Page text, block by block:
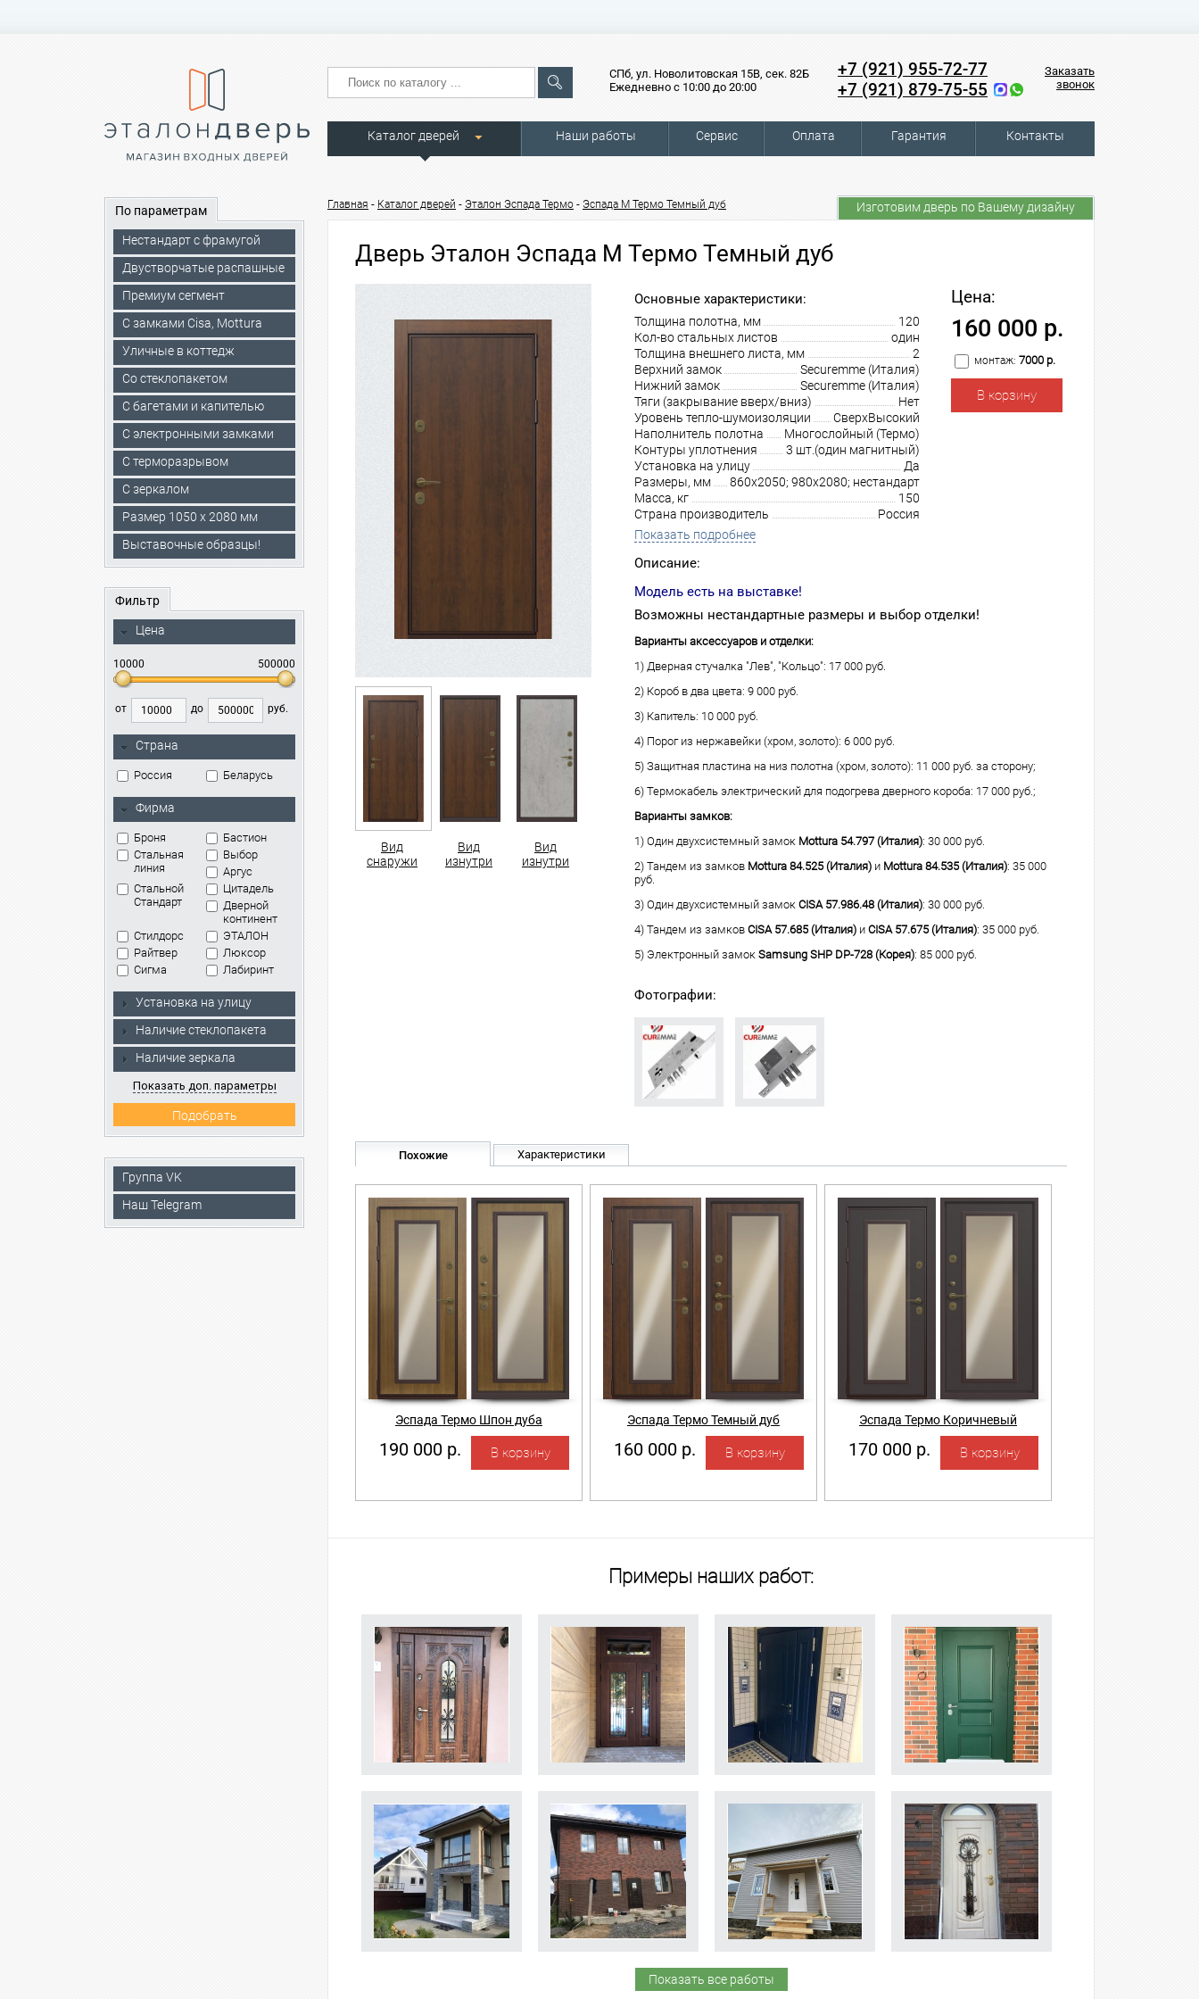
СПб, ул. Новолитовская 15В, сек. 82Б
Ежедневно с 10:00 до 20:00
+7 (921) 955-72-77
+7 (921) 879-75-55
Заказать
звонок
Каталог дверей Наши работы Сервис Оплата Гарантия Контакты
По параметрам
Нестандарт с фрамугой
Двустворчатые распашные
Премиум сегмент
C замками Cisa, Mottura
Уличные в коттедж
Со стеклопакетом
С багетами и капителью
C электронными замками
С терморазрывом
С зеркалом
Размер 1050 х 2080 мм
Выставочные образцы!
Фильтр
Цена
10000 500000
от до руб.
Страна
Россия Беларусь
Фирма
Броня
Бастион
Стальная
линия
Выбор
Аргус
Стальной
Стандарт
Цитадель
Дверной
континент
Стилдорс
ЭТАЛОН
Райтвер
Люксор
Сигма
Лабиринт
Установка на улицу
Наличие стеклопакета
Наличие зеркала
Показать доп. параметры
Группа VK
Наш Telegram
Главная - Каталог дверей - Эталон Эспада Термо - Эспада М Термо Темный дуб Изготовим дверь по Вашему дизайну
Дверь Эталон Эспада М Термо Темный дуб
Вид
снаружи
Вид
изнутри
Вид
изнутри
Основные характеристики:
Толщина полотна, мм
120
Кол-во стальных листов
один
Толщина внешнего листа, мм
2
Верхний замок
Securemme (Италия)
Нижний замок
Securemme (Италия)
Тяги (закрывание вверх/вниз)
Нет
Уровень тепло-шумоизоляции
СверхВысокий
Наполнитель полотна
Многослойный (Термо)
Контуры уплотнения
3 шт.(один магнитный)
Установка на улицу
Да
Размеры, мм
860х2050; 980х2080; нестандарт
Масса, кг
150
Страна производитель
Россия
Показать подробнее
Цена:
160 000 р.
монтаж: 7000 р.
Описание:
Модель есть на выставке!
Возможны нестандартные размеры и выбор отделки!
Варианты аксессуаров и отделки:
1) Дверная стучалка "Лев", "Кольцо": 17 000 руб.
2) Короб в два цвета: 9 000 руб.
3) Капитель: 10 000 руб.
4) Порог из нержавейки (хром, золото): 6 000 руб.
5) Защитная пластина на низ полотна (хром, золото): 11 000 руб. за сторону;
6) Термокабель электрический для подогрева дверного короба: 17 000 руб.;
Варианты замков:
1) Один двухсистемный замок Mottura 54.797 (Италия): 30 000 руб.
2) Тандем из замков Mottura 84.525 (Италия) и Mottura 84.535 (Италия): 35 000
руб.
3) Один двухсистемный замок CISA 57.986.48 (Италия): 30 000 руб.
4) Тандем из замков CISA 57.685 (Италия) и CISA 57.675 (Италия): 35 000 руб.
5) Электронный замок Samsung SHP DP-728 (Корея): 85 000 руб.
Фотографии:
Похожие Характеристики
Эспада Термо Шпон дуба
190 000 р.
Эспада Термо Темный дуб
160 000 р.
Эспада Термо Коричневый
170 000 р.
Примеры наших работ:
Показать все работы